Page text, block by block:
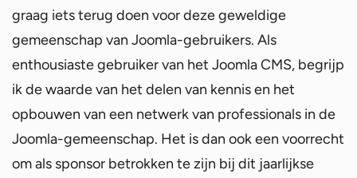
graag iets terug doen voor deze geweldige
gemeenschap van Joomla-gebruikers. Als
enthousiaste gebruiker van het Joomla CMS, begrijp
ik de waarde van het delen van kennis en het
opbouwen van een netwerk van professionals in de
Joomla-gemeenschap. Het is dan ook een voorrecht
om als sponsor betrokken te zijn bij dit jaarlijkse